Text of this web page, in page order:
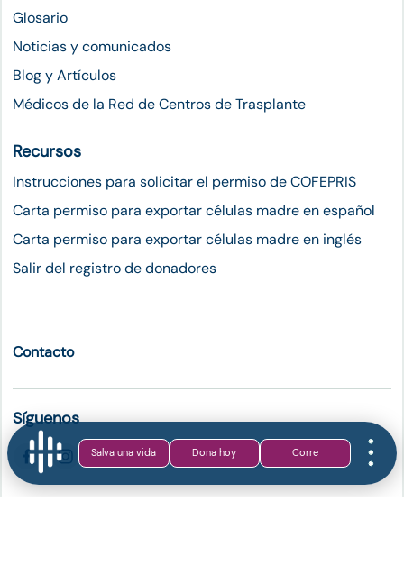
Salva una vida Dona hoy Corre
Glosario
Noticias y comunicados
Blog y Artículos
Médicos de la Red de Centros de Trasplante
Recursos
Instrucciones para solicitar el permiso de COFEPRIS
Carta permiso para exportar células madre en español
Carta permiso para exportar células madre en inglés
Salir del registro de donadores
Contacto
Síguenos